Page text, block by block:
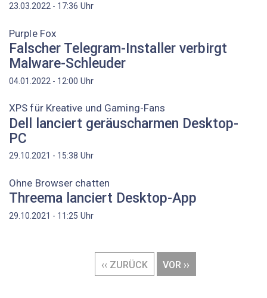
23.03.2022 - 17:36 Uhr
Purple Fox
Falscher Telegram-Installer verbirgt
Malware-Schleuder
04.01.2022 - 12:00 Uhr
XPS für Kreative und Gaming-Fans
Dell lanciert geräuscharmen Desktop-
PC
29.10.2021 - 15:38 Uhr
Ohne Browser chatten
Threema lanciert Desktop-App
29.10.2021 - 11:25 Uhr
VORHERIGE
SEITE
‹‹ ZURÜCK
NÄCHSTE
SEITE
VOR ››